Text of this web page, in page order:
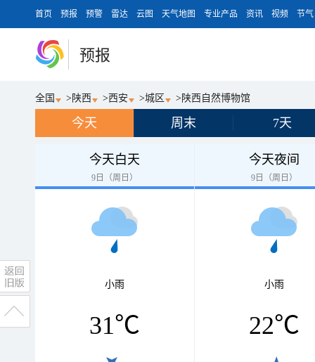
首页 预报 预警 雷达 云图 天气地图 专业产品 资讯 视频 节气
预报
全国 > 陕西 >西安 >城区 > 陕西自然博物馆
今天 周末 7天
今天白天
9日（周日）
小雨
31℃
今天夜间
9日（周日）
小雨
22℃